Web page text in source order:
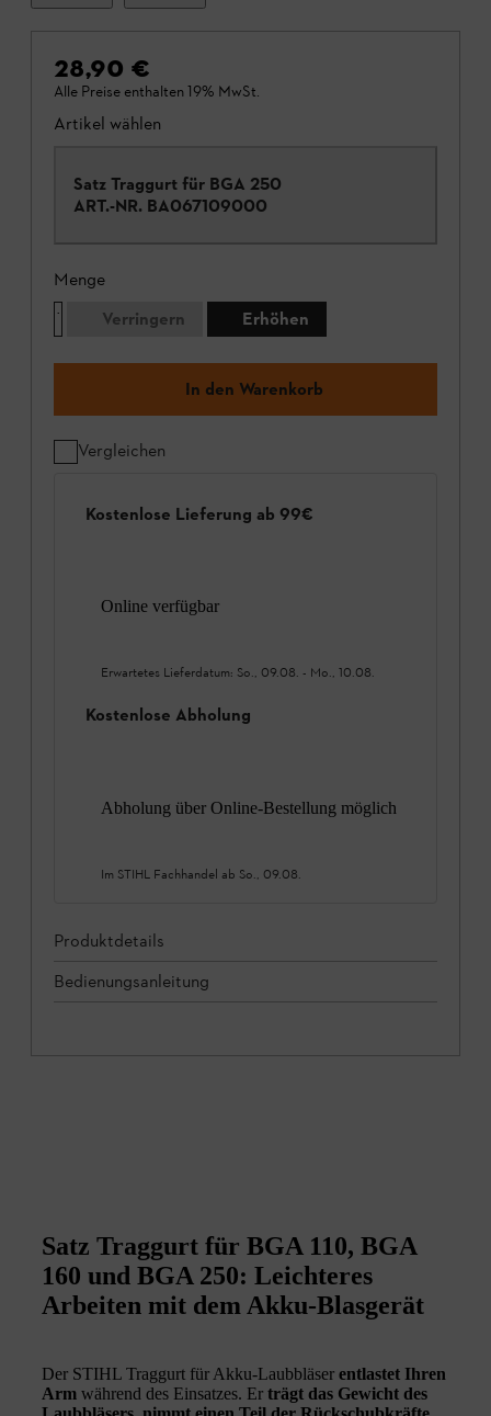
28,90 €
Alle Preise enthalten 19% MwSt.
Artikel wählen
Satz Traggurt für BGA 250
ART.-NR. BA067109000
Menge
Verringern
Erhöhen
In den Warenkorb
Vergleichen
Kostenlose Lieferung ab 99€
Online verfügbar
Erwartetes Lieferdatum: So., 09.08. - Mo., 10.08.
Kostenlose Abholung
Abholung über Online-Bestellung möglich
Im STIHL Fachhandel ab So., 09.08.
Produktdetails
Bedienungsanleitung
Satz Traggurt für BGA 110, BGA
160 und BGA 250: Leichteres
Arbeiten mit dem Akku-Blasgerät
Der STIHL Traggurt für Akku-Laubbläser entlastet Ihren
Arm während des Einsatzes. Er trägt das Gewicht des